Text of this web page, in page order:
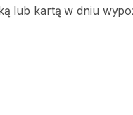
lub kartą w dniu